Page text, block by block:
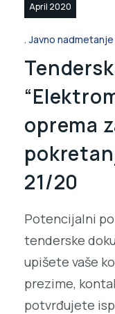
April 2020
Javno nadmetanje
oprema
21/20
Potencijalni
tenderske
upišete vaše
prezime,
potvrđujete